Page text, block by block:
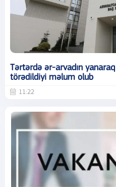
Tərtərdə ər-arvadın
törədildiyi məlum olub
11:22